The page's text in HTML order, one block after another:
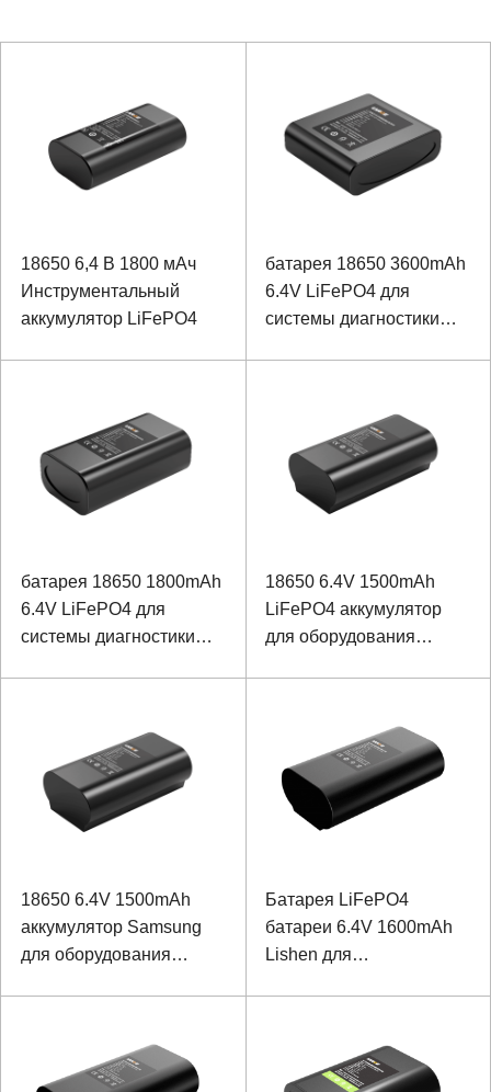
18650 6,4 В 1800 мАч
Инструментальный
аккумулятор LiFePO4
батарея 18650 3600mAh
6.4V LiFePO4 для
системы диагностики
батарея 18650 1800mAh
6.4V LiFePO4 для
системы диагностики
18650 6.4V 1500mAh
LiFePO4 аккумулятор
для оборудования
18650 6.4V 1500mAh
аккумулятор Samsung
для оборудования
Батарея LiFePO4
батареи 6.4V 1600mAh
Lishen для
связью 1-Wire